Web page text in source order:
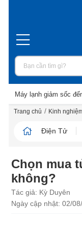
Máy lạnh giảm sốc
Trang chủ / Kinh
Điện Tử
Chọn mua
không?
Tác giả: Kỳ Duyên
Ngày cập nhật: 02/